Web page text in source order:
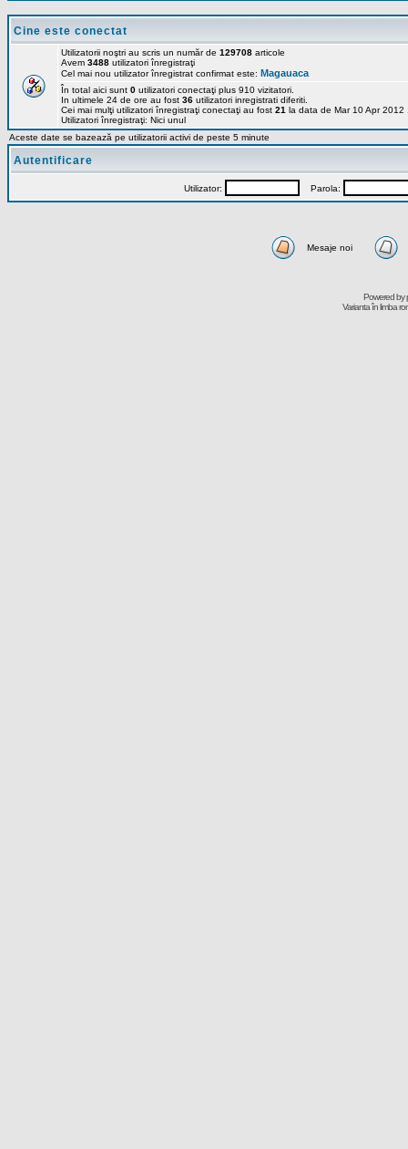
Cine este conectat
Utilizatorii noştri au scris un număr de 129708 articole
Avem 3488 utilizatori înregistraţi
Cel mai nou utilizator înregistrat confirmat este: Magauaca
În total aici sunt 0 utilizatori conectaţi plus 910 vizitatori.
In ultimele 24 de ore au fost 36 utilizatori inregistrati diferiti.
Cei mai mulţi utilizatori înregistraţi conectaţi au fost 21 la data de Mar 10 Apr 2012
Utilizatori înregistraţi: Nici unul
Aceste date se bazează pe utilizatorii activi de peste 5 minute
Autentificare
Utilizator: Parola:
Mesaje noi
Powered by
Varianta în limba